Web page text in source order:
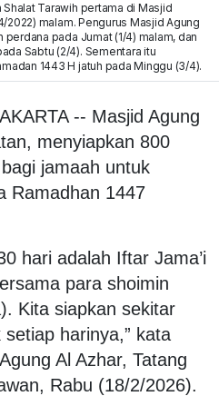
Tarawih pertama di Masjid
2022) malam. Pengurus Masjid Agung
pada Jumat (1/4) malam, dan
Sabtu (2/4). Sementara itu
1443 H jatuh pada Minggu (3/4).
-- Masjid Agung
menyiapkan 800
jamaah untuk
Ramadhan 1447
hari adalah Iftar Jama’i
para shoimin
Kita siapkan sekitar
harinya,” kata
Al Azhar, Tatang
Rabu (18/2/2026).